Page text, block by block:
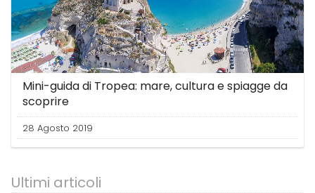
Mini-guida di Tropea: mare, cultura e spiagge da
scoprire
28 Agosto 2019
Ultimi articoli